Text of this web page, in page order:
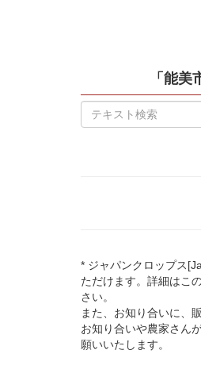
「能美
* ジャパンクロップス
ただけます。詳細はこ
さい。
また、お知り合いに、
お知り合いや農家さん
願いいたします。